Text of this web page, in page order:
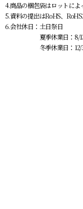
商品の梱包袋はロットによ
資料の提出はRoHS、
会社休日：土日祭日
夏季休業日：8/13
冬季休業日：12/